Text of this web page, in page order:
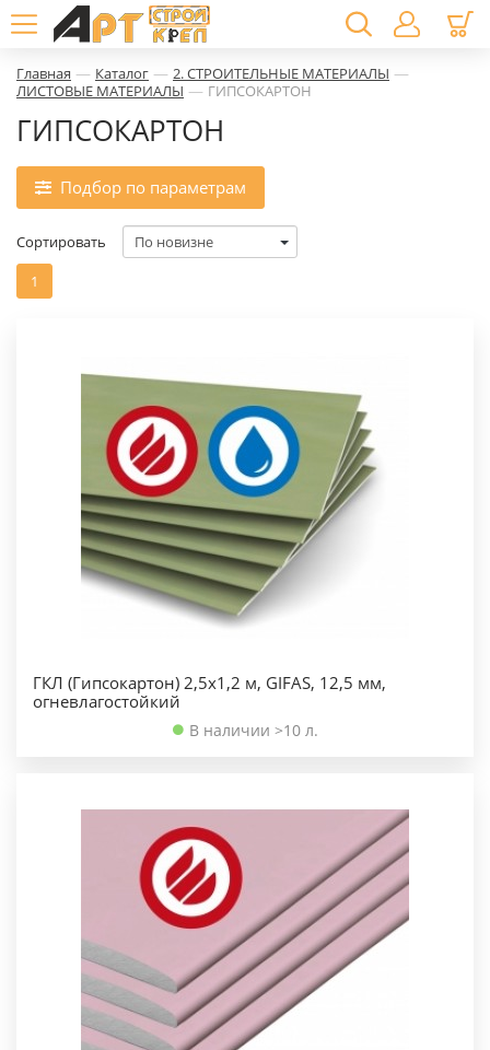
Главная — Каталог — 2. СТРОИТЕЛЬНЫЕ МАТЕРИАЛЫ —
ЛИСТОВЫЕ МАТЕРИАЛЫ — ГИПСОКАРТОН
ГИПСОКАРТОН
Подбор по параметрам
1
Сортировать
ГКЛ (Гипсокартон) 2,5х1,2 м, GIFAS, 12,5 мм,
огневлагостойкий
В наличии >10 л.